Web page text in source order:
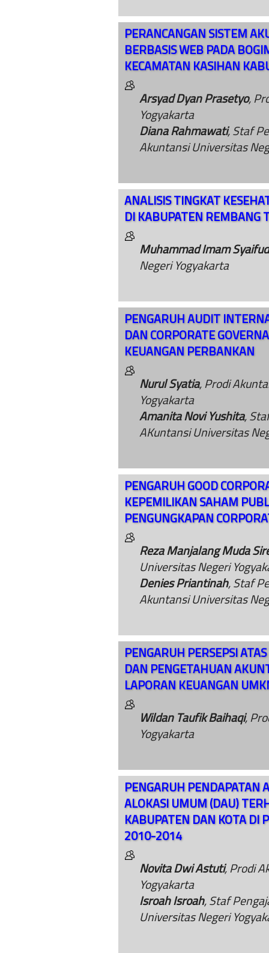
PERANCANGAN SISTEM
BERBASIS WEB PADA
KECAMATAN KASIHAN
Arsyad Dyan Prasetyo,
Yogyakarta
Diana Rahmawati, Staf
Akuntansi Universitas
ANALISIS TINGKAT
DI KABUPATEN
Muhammad Imam
Negeri Yogyakarta
PENGARUH AUDIT
DAN CORPORATE
KEUANGAN PERBANKAN
Nurul Syatia, Prodi
Yogyakarta
Amanita Novi Yushita,
AKuntansi Universitas
PENGARUH GOOD
KEPEMILIKAN SAHAM
PENGUNGKAPAN
Reza Manjalang Muda
Universitas Negeri
Denies Priantinah, Staf
Akuntansi Universitas
PENGARUH PERSEPSI
DAN PENGETAHUAN
LAPORAN KEUANGAN
Wildan Taufik Baihaqi,
Yogyakarta
PENGARUH PENDAPATAN
ALOKASI UMUM (DAU)
KABUPATEN DAN KOTA DI
2010-2014
Novita Dwi Astuti, Prodi
Yogyakarta
Isroah Isroah, Staf
Universitas Negeri